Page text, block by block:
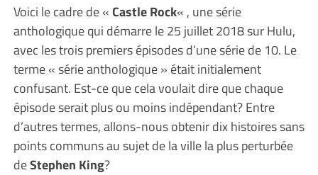
Voici le cadre de «Castle Rock« , une série
anthologique qui démarre le 25 juillet 2018 sur Hulu,
avec les trois premiers épisodes d’une série de 10. Le
terme « série anthologique » était initialement
confusant. Est-ce que cela voulait dire que chaque
épisode serait plus ou moins indépendant? Entre
d’autres termes, allons-nous obtenir dix histoires sans
points communs au sujet de la ville la plus perturbée
deStephen King?